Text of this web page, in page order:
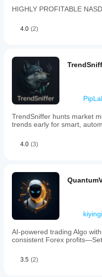
HIGHLY PROFITABLE
4.0 (2)
TrendSniffer hunts market
trends early for smart,
4.0 (3)
AI-powered trading Algo
consistent Forex
3.5 (2)